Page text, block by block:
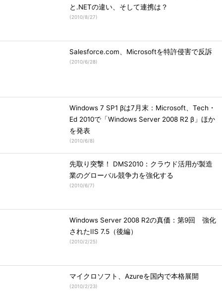
と.NETの違い、そして連携は？
(2010/8/27)
Salesforce.com、Microsoftを特許侵害で反訴
(2010/6/28)
Windows 7 SP1 βは7月末：Microsoft、Tech・
Ed 2010で「Windows Server 2008 R2 β」ほか
を発表
(2010/6/8)
先取り突撃！ DMS2010：クラウド活用が製造
業のグローバル競争力を強化する
(2010/6/7)
Windows Server 2008 R2の真価：第9回 強化
されたIIS 7.5（後編）
(2010/2/25)
マイクロソフト、Azureを国内で本格展開
(2010/2/23)